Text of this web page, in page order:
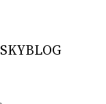
SKYBLOG